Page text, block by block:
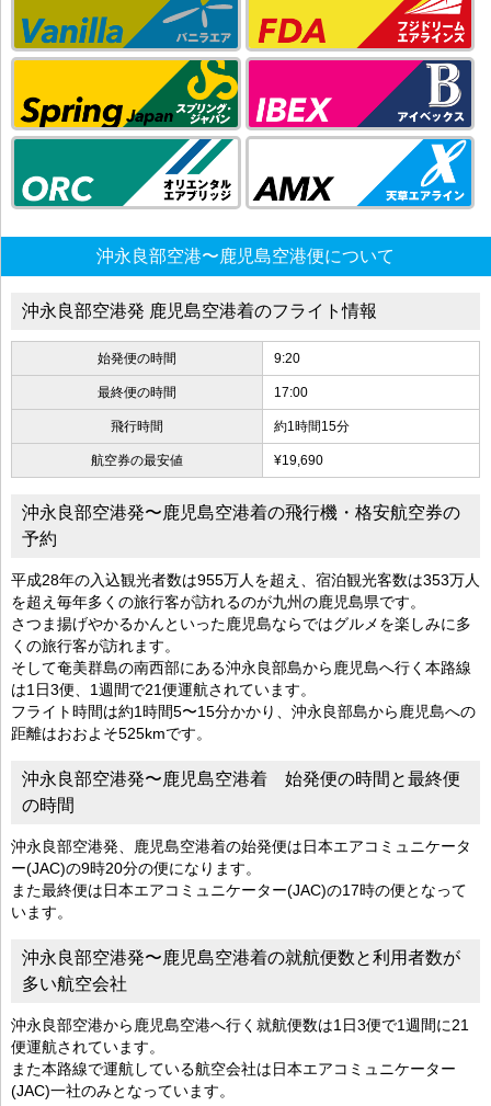
沖永良部空港〜鹿児島空港便について
沖永良部空港発 鹿児島空港着のフライト情報
始発便の時間 9:20
最終便の時間 17:00
飛行時間 約1時間15分
航空券の最安値 ¥19,690
沖永良部空港発〜鹿児島空港着の飛行機・格安航空券の
予約
平成28年の入込観光者数は955万人を超え、宿泊観光客数は353万人
を超え毎年多くの旅行客が訪れるのが九州の鹿児島県です。
さつま揚げやかるかんといった鹿児島ならではグルメを楽しみに多
くの旅行客が訪れます。
そして奄美群島の南西部にある沖永良部島から鹿児島へ行く本路線
は1日3便、1週間で21便運航されています。
フライト時間は約1時間5〜15分かかり、沖永良部島から鹿児島への
距離はおおよそ525kmです。
沖永良部空港発〜鹿児島空港着 始発便の時間と最終便
の時間
沖永良部空港発、鹿児島空港着の始発便は日本エアコミュニケータ
ー(JAC)の9時20分の便になります。
また最終便は日本エアコミュニケーター(JAC)の17時の便となって
います。
沖永良部空港発〜鹿児島空港着の就航便数と利用者数が
多い航空会社
沖永良部空港から鹿児島空港へ行く就航便数は1日3便で1週間に21
便運航されています。
また本路線で運航している航空会社は日本エアコミュニケーター
(JAC)一社のみとなっています。